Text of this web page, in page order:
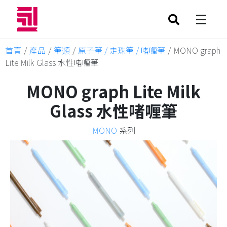
首頁 / 產品 / 筆類 / 原子筆 / 走珠筆 / 啫喱筆 / MONO graph
Lite Milk Glass 水性啫喱筆
MONO graph Lite Milk
Glass 水性啫喱筆
MONO 系列